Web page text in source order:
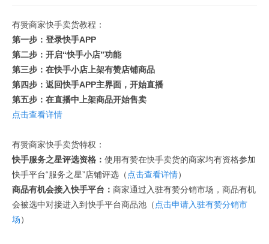
有赞商家快手卖货教程：
第一步：登录快手APP
第二步：开启“快手小店”功能
第三步：在快手小店上架有赞店铺商品
第四步：返回快手APP主界面，开始直播
第五步：在直播中上架商品开始售卖
点击查看详情
有赞商家快手卖货特权：
快手服务之星评选资格： 使用有赞在快手卖货的商家均有资格参加
快手平台“服务之星”店铺评选（ 点击查看详情）
商品有机会接入快手平台： 商家通过入驻有赞分销市场，商品有机
会被选中对接进入到快手平台商品池（ 点击申请入驻有赞分销市
场）